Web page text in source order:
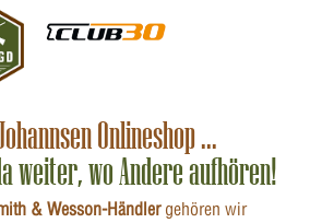
Onlineshop ...
weiter, wo Andere aufhören!
& Wesson-Händlergehören wir